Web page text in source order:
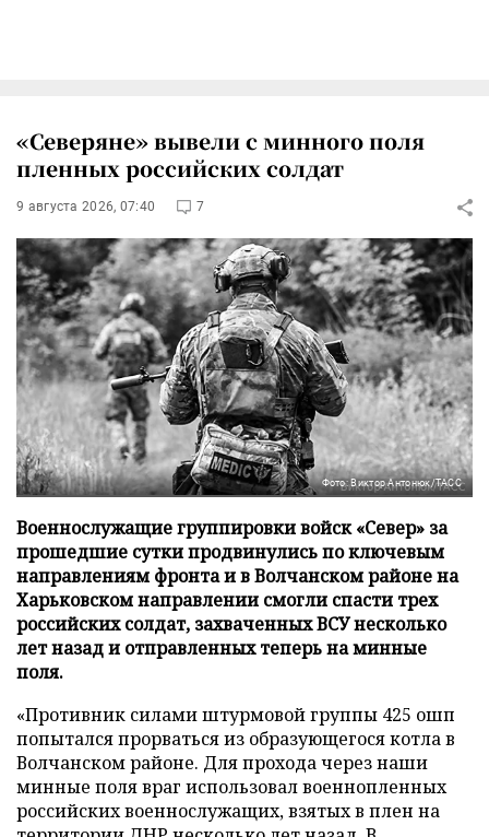
«Северяне» вывели с минного поля
пленных российских солдат
9 августа 2026, 07:40 7
Фото: Виктор Антонюк/ТАСС
Военнослужащие группировки войск «Север» за
прошедшие сутки продвинулись по ключевым
направлениям фронта и в Волчанском районе на
Харьковском направлении смогли спасти трех
российских солдат, захваченных ВСУ несколько
лет назад и отправленных теперь на минные
поля.
«Противник силами штурмовой группы 425 ошп
попытался прорваться из образующегося котла в
Волчанском районе. Для прохода через наши
минные поля враг использовал военнопленных
российских военнослужащих, взятых в плен на